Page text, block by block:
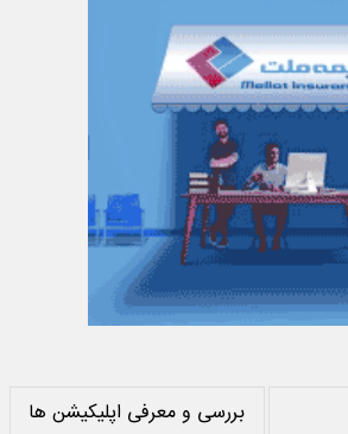
بررسی و معرفی اپلیکیشن ها